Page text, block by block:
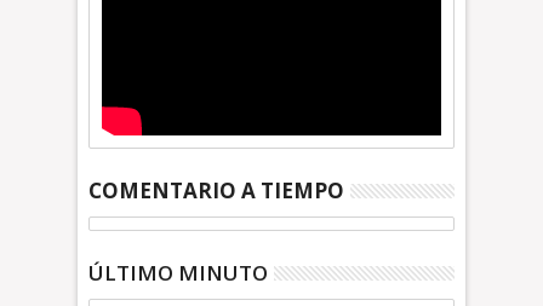
COMENTARIO A TIEMPO
ÚLTIMO MINUTO